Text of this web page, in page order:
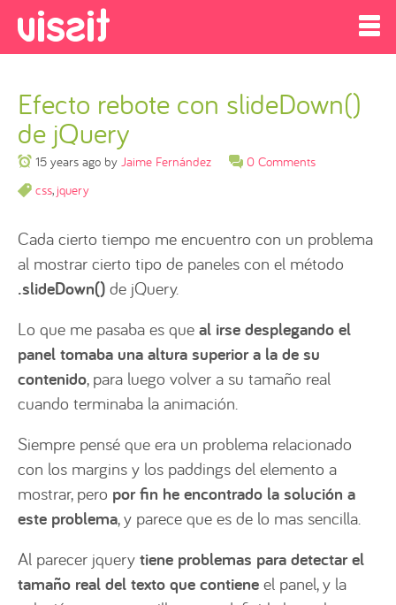
Efecto rebote con slideDown()
de jQuery
15 years ago by Jaime Fernández
0 Comments
css, jquery
Cada cierto tiempo me encuentro con un problema
al mostrar cierto tipo de paneles con el método
.slideDown() de jQuery.
Lo que me pasaba es que al irse desplegando el
panel tomaba una altura superior a la de su
contenido, para luego volver a su tamaño real
cuando terminaba la animación.
Siempre pensé que era un problema relacionado
con los margins y los paddings del elemento a
mostrar, pero por fin he encontrado la solución a
este problema, y parece que es de lo mas sencilla.
Al parecer jquery tiene problemas para detectar el
tamaño real del texto que contiene el panel, y la